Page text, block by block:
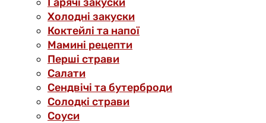
Холодні закуски
Коктейлі та напої
Мамині рецепти
Перші страви
Салати
Сендвічі та бутерброди
Солодкі страви
Соуси